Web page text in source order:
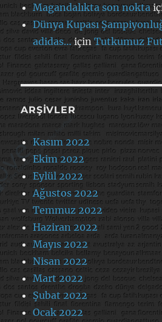
Magandalıkta son nokta
Dünya Kupası
adidas… içinTutkumuz
ARŞIVLER
Kasım 2022
Ekim 2022
Eylül 2022
Ağustos 2022
Temmuz 2022
Haziran 2022
Mayıs 2022
Nisan 2022
Mart 2022
Şubat 2022
Ocak 2022